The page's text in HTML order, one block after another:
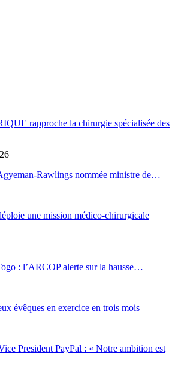
rapproche la chirurgie spécialisée des
Rawlings nommée ministre de…
une mission médico-chirurgicale
: l’ARCOP alerte sur la hausse…
évêques en exercice en trois mois
President PayPal : « Notre ambition est